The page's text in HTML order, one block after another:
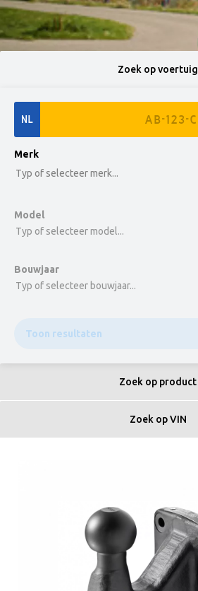
Zoek op voertuig
NL
option , selected.
Merk
Typ of selecteer merk...
Model
Typ of selecteer model...
Bouwjaar
Typ of selecteer bouwjaar...
Toon resultaten
Zoek op product
Zoek op VIN